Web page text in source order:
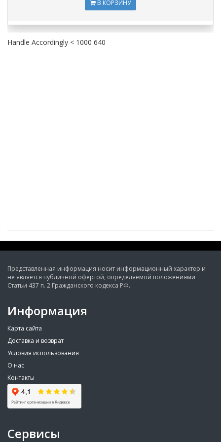
В КОРЗИНУ
Handle Accordingly < 1000 640
Представленная информация носит информационный характер и
не является публичной офертой, определяемой положениями
Статьи 437 п. 2 Гражданского кодекса РФ.
Информация
Карта сайта
Доставка и возврат
Условия использования
О нас
Контакты
Сервисы